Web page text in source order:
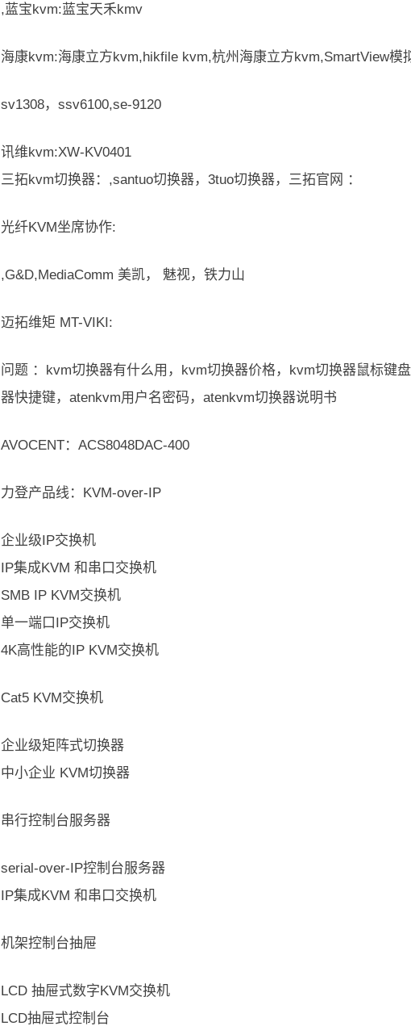
,蓝宝kvm:蓝宝天禾kmv
海康kvm:海康立方kvm,hikfile kvm,杭州海康立方kvm,SmartView模
sv1308，ssv6100,se-9120
讯维kvm:XW-KV0401
三拓kvm切换器：,santuo切换器，3tuo切换器，三拓官网 ：
光纤KVM坐席协作:
,G&D,MediaComm 美凯， 魅视，铁力山
迈拓维矩 MT-VIKI:
问题 ：kvm切换器有什么用，kvm切换器价格，kvm切换器鼠标键
器快捷键，atenkvm用户名密码，atenkvm切换器说明书
AVOCENT：ACS8048DAC-400
力登产品线：KVM-over-IP
企业级IP交换机
IP集成KVM 和串口交换机
SMB IP KVM交换机
单一端口IP交换机
4K高性能的IP KVM交换机
Cat5 KVM交换机
企业级矩阵式切换器
中小企业 KVM切换器
串行控制台服务器
serial-over-IP控制台服务器
IP集成KVM 和串口交换机
机架控制台抽屉
LCD 抽屉式数字KVM交换机
LCD抽屉式控制台